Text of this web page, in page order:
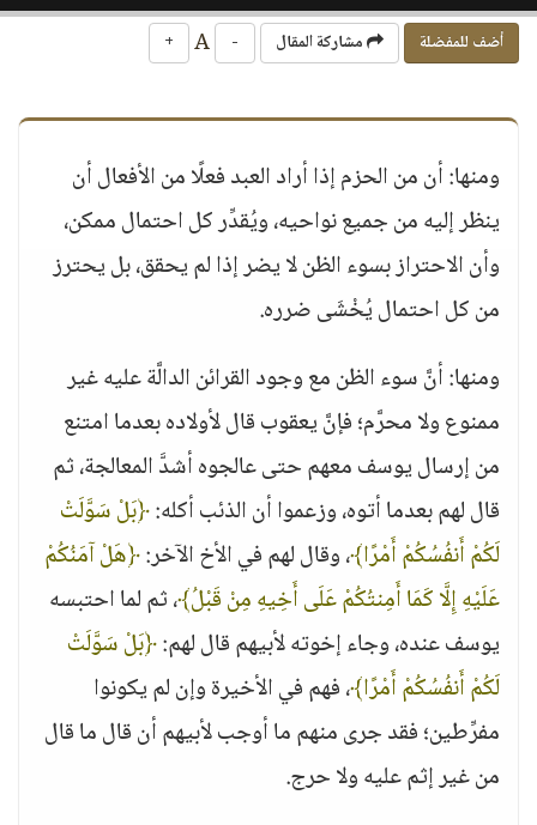
أضف للمفضلة مشاركة المقال -
+
ومنها: أن من الحزم إذا أراد العبد فعلًا من الأفعال أن
ينظر إليه من جميع نواحيه، ويُقدِّر كل احتمال ممكن،
وأن الاحتراز بسوء الظن لا يضر إذا لم يحقق، بل يحترز
من كل احتمال يُخْشَى ضرره.
ومنها: أنَّ سوء الظن مع وجود القرائن الدالَّة عليه غير
ممنوع ولا محرَّم؛ فإنَّ يعقوب قال لأولاده بعدما امتنع
من إرسال يوسف معهم حتى عالجوه أشدَّ المعالجة، ثم
قال لهم بعدما أتوه، وزعموا أن الذئب أكله:﴿بَلْ سَوَّلَتْ
لَكُمْ أَنفُسُكُمْ أَمْرًا﴾، وقال لهم في الأخ الآخر:﴿هَلْ آمَنُكُمْ
عَلَيْهِ إِلَّا كَمَا أَمِنتُكُمْ عَلَى أَخِيهِ مِنْ قَبْلُ﴾، ثم لما احتبسه
يوسف عنده، وجاء إخوته لأبيهم قال لهم:﴿بَلْ سَوَّلَتْ
لَكُمْ أَنفُسُكُمْ أَمْرًا﴾، فهم في الأخيرة وإن لم يكونوا
مفرِّطين؛ فقد جرى منهم ما أوجب لأبيهم أن قال ما قال
من غير إثم عليه ولا حرج.